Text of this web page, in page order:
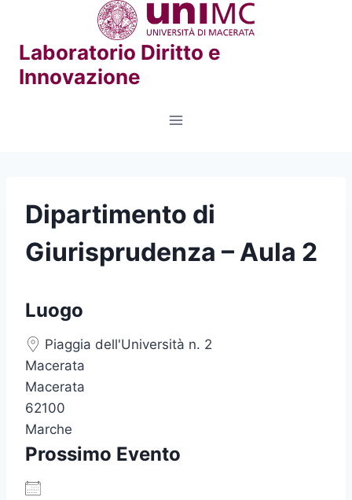
contenuto
Laboratorio Diritto e
Innovazione
Dipartimento di
Giurisprudenza – Aula 2
Luogo
Piaggia dell'Università n. 2
Macerata
Macerata
62100
Marche
Prossimo Evento